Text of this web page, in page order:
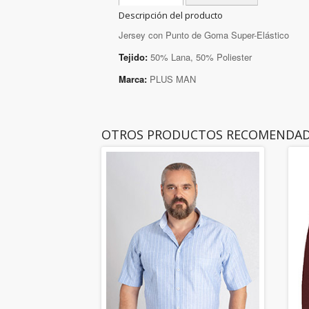
Descripción del producto
Jersey con Punto de Goma Super-Elástico
Tejido: 50% Lana, 50% Poliester
Marca: PLUS MAN
OTROS PRODUCTOS